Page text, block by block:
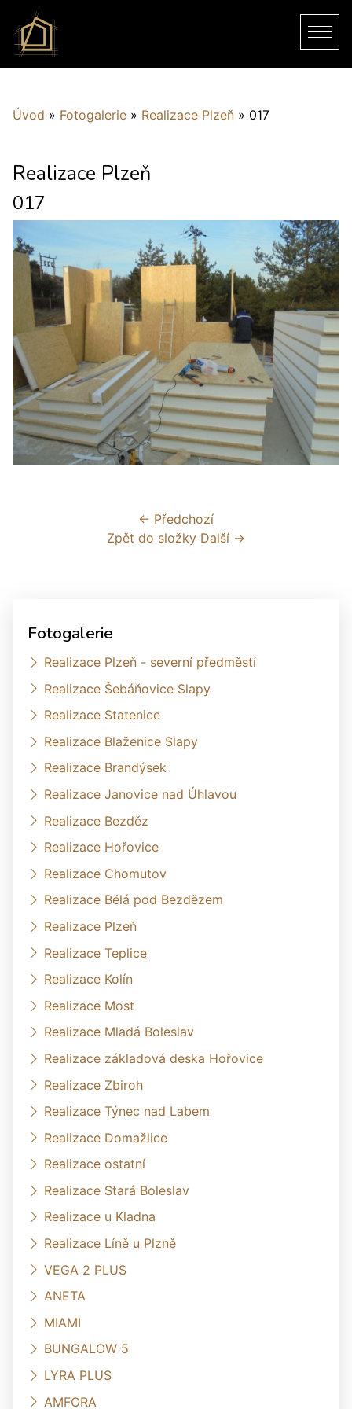
Úvod » Fotogalerie » Realizace Plzeň » 017
Realizace Plzeň
017
← Předchozí
Zpět do složky Další →
Fotogalerie
Realizace Plzeň - severní předměstí
Realizace Šebáňovice Slapy
Realizace Statenice
Realizace Blaženice Slapy
Realizace Brandýsek
Realizace Janovice nad Úhlavou
Realizace Bezděz
Realizace Hořovice
Realizace Chomutov
Realizace Bělá pod Bezdězem
Realizace Plzeň
Realizace Teplice
Realizace Kolín
Realizace Most
Realizace Mladá Boleslav
Realizace základová deska Hořovice
Realizace Zbiroh
Realizace Týnec nad Labem
Realizace Domažlice
Realizace ostatní
Realizace Stará Boleslav
Realizace u Kladna
Realizace Líně u Plzně
VEGA 2 PLUS
ANETA
MIAMI
BUNGALOW 5
LYRA PLUS
AMFORA